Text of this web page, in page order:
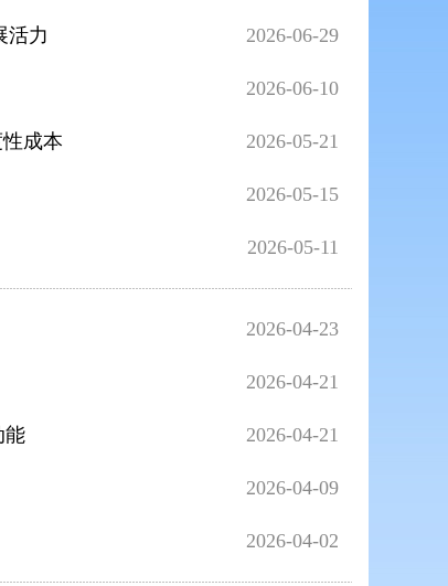
活力 2026-06-29
2026-06-10
成本 2026-05-21
2026-05-15
2026-05-11
2026-04-23
2026-04-21
能 2026-04-21
2026-04-09
2026-04-02